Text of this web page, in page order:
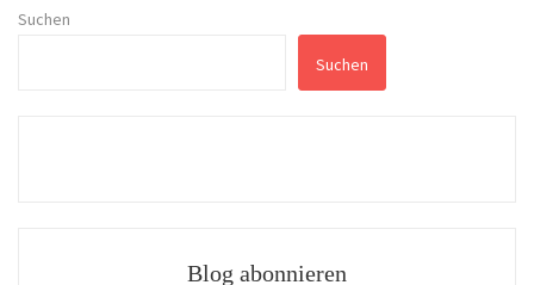
Suchen
Suchen
Blog abonnieren